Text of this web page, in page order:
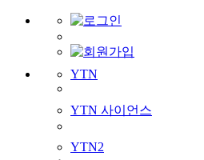
YTN
YTN 사이언스
YTN2